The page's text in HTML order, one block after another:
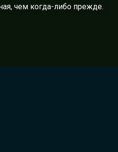
чем когда-либо прежде.